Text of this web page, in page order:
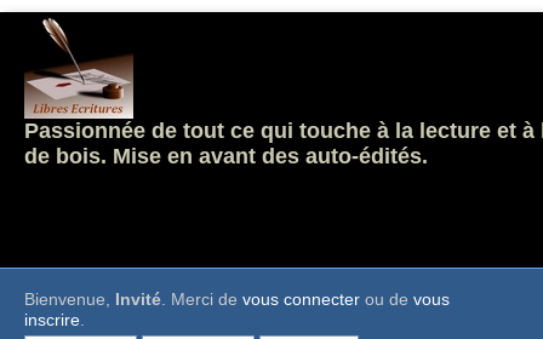
Passionnée de tout ce qui touche à la lecture et
de bois. Mise en avant des auto-édités.
Bienvenue, Invité. Merci de vous connecter ou de vous
inscrire.